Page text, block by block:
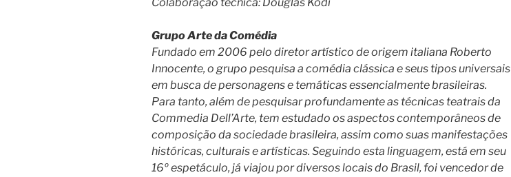
Grupo Arte da Comédia
Fundado em 2006 pelo diretor artístico de origem italiana Roberto
Innocente, o grupo pesquisa a comédia clássica e seus tipos universais
em busca de personagens e temáticas essencialmente brasileiras.
Para tanto, além de pesquisar profundamente as técnicas teatrais da
Commedia Dell’Arte, tem estudado os aspectos contemporâneos de
composição da sociedade brasileira, assim como suas manifestações
históricas, culturais e artísticas. Seguindo esta linguagem, está em seu
16º espetáculo, já viajou por diversos locais do Brasil, foi vencedor de